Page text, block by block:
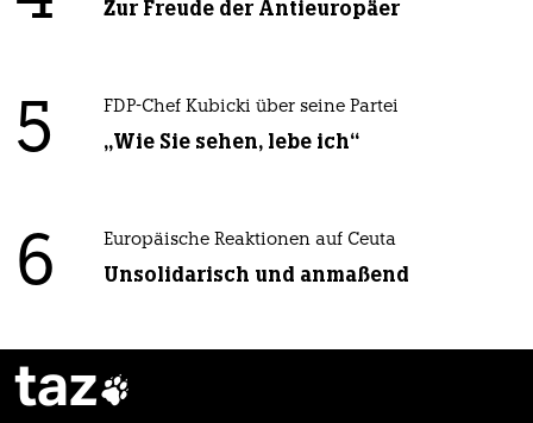
Zur Freude der Antieuropäer
5 FDP-Chef Kubicki über seine Partei
„Wie Sie sehen, lebe ich“
6 Europäische Reaktionen auf Ceuta
Unsolidarisch und anmaßend
taz